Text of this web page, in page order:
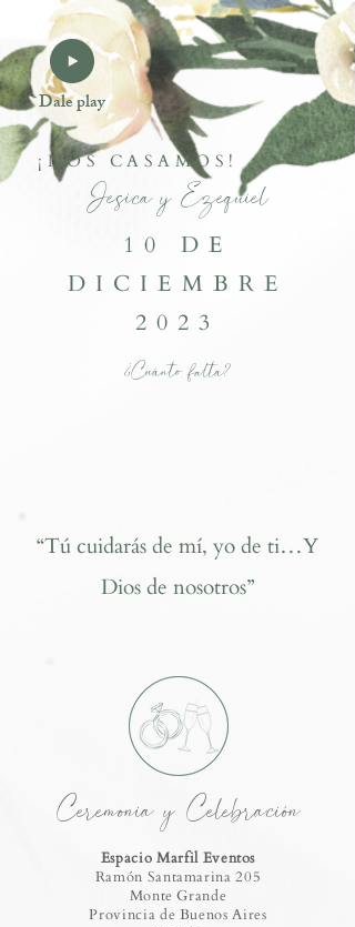
Dale play
¡NOS CASAMOS!
Jesica y Ezequiel
10 DE
DICIEMBRE
2023
¿Cuánto falta?
“Tú cuidarás de mí, yo de ti…Y
Dios de nosotros”
Ceremonia y Celebración
Espacio Marfil Eventos
Ramón Santamarina 205
Monte Grande
Provincia de Buenos Aires